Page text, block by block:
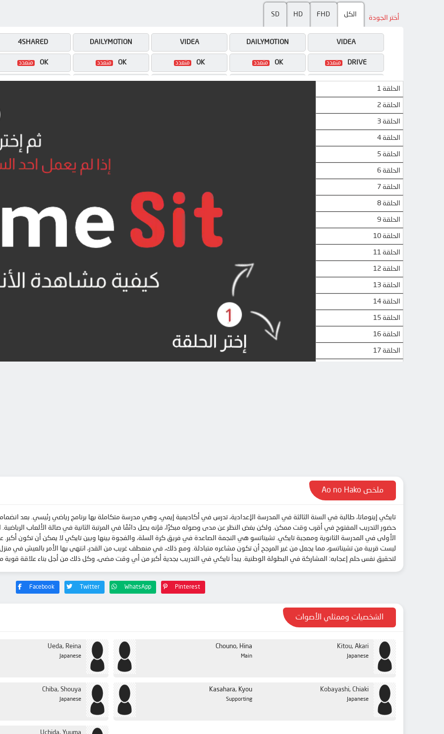
أختر الجودة الكل FHD
HD
SD
UQLOAD
OK
MP4UPLOAD
OK
MEGA
OK
OK
VIDEA
DAILYMOTION
VIDEA
DAILYMOTION
MEGA
4SHARED
MEGA
DRIVE
الحلقة 1
الحلقة 2
الحلقة 3
الحلقة 4
الحلقة 5
الحلقة 6
الحلقة 7
الحلقة 8
الحلقة 9
الحلقة 10
الحلقة 11
الحلقة 12
الحلقة 13
الحلقة 14
الحلقة 15
الحلقة 16
الحلقة 17
الحلقة 25
ملخص Ao no Hako
تايكي إينوماتا، طالبة في السنة الثالثة في المدرسة الإعدادية، تدرس في أكاديمية إيمي، وهي مدرسة متكاملة بها برنامج رياضي رئيسي. بعد
حضور التدريب المفتوح في أقرب وقت ممكن. ولكن بغض النظر عن مدى وصوله مبكرًا، فإنه يصل دائمًا في المرتبة الثانية في صالة الألعاب
الأولى في المدرسة الثانوية ومعجبة تايكي. تشيناتسو هي النجمة الصاعدة في فريق كرة السلة، والفجوة بينها وبين تايكي لا يمكن أن تكون أكبر.
ليست قريبة من تشيناتسو، مما يجعل من غير المرجح أن تكون مشاعره متبادلة. ومع ذلك، في منعطف غريب من القدر، انتهى بها الأمر بالعيش في
لتحقيق نفس حلم إعجابه: المشاركة في البطولة الوطنية. يبدأ تايكي في التدريب بجدية أكبر من أي وقت مضى، وكل ذلك من أجل بناء علاقة قوية
Facebook Twitter WhatsApp Pinterest
الشخصيات وممثلي الأصوات
Ueda, Reina
Japanese
Chouno, Hina
Main
Kitou, Akari
Japanese
Chiba, Shouya
Japanese
Kasahara, Kyou
Supporting
Kobayashi, Chiaki
Japanese